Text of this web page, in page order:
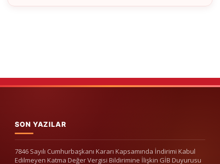
SON YAZILAR
7846 Sayılı Cumhurbaşkanı Kararı Kapsamında İndirimi Kabul
Edilmeyen Katma Değer Vergisi Bildirimine İlişkin GİB Duyurusu